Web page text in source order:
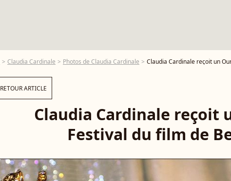
Claudia Cardinale Photos de Claudia Cardinale Claudia Cardinale reçoit un Ours
RETOUR ARTICLE
Claudia Cardinale reçoit
Festival du film de